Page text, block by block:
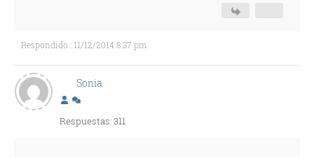
Respondido : 11/12/2014 8:37 pm
Sonia
Respuestas: 311